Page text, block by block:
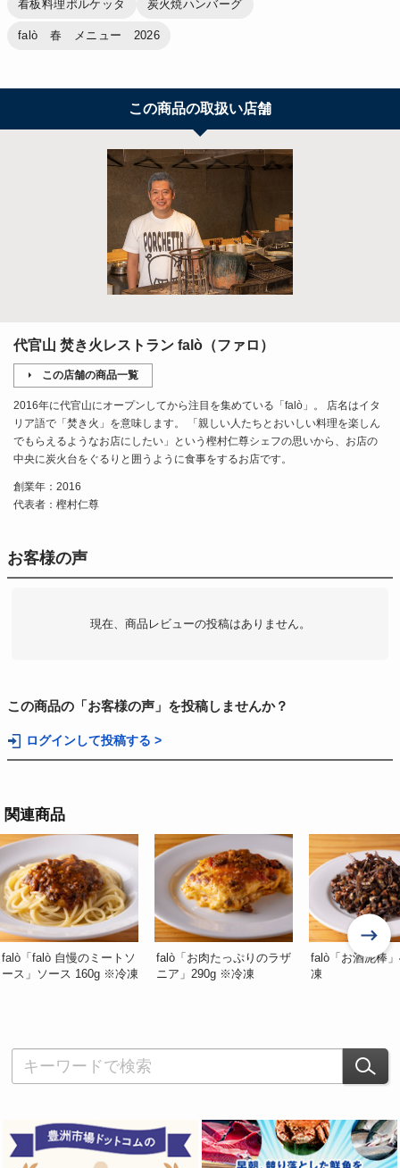
看板料理ポルケッタ 炭火焼ハンバーグ
falò 春 メニュー 2026
この商品の取扱い店舗
代官山 焚き火レストラン falò（ファロ）
この店舗の商品一覧
2016年に代官山にオープンしてから注目を集めている「falò」。 店名はイタ
リア語で「焚き火」を意味します。 「親しい人たちとおいしい料理を楽しん
でもらえるようなお店にしたい」という樫村仁尊シェフの思いから、お店の
中央に炭火台をぐるりと囲うように食事をするお店です。
創業年：2016
代表者：樫村仁尊
お客様の声
現在、商品レビューの投稿はありません。
この商品の「お客様の声」を投稿しませんか？
ログインして投稿する >
関連商品
falò「falò 自慢のミートソ
ース」ソース 160g ※冷凍
falò「お肉たっぷりのラザ
ニア」290g ※冷凍
falò「お酒泥棒
凍